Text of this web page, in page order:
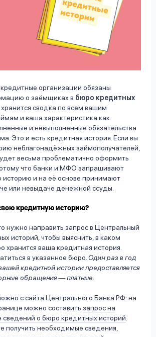
организации обязаны
о заёмщиках в бюро кредитных
хранится сводка по всем вашим
и ваша характеристика как
и невыполненные обязательства
Это и есть кредитная история. Если вы
неблагонадёжных займополучателей,
весьма проблематично оформить
что банки и МФО запрашивают
и на её основе принимают
или невыдаче денежной ссуды.
кредитную историю?
нужно направить запрос в Центральный
историй, чтобы выяснить, в каком
хранится ваша кредитная история.
в указанное бюро.Один раз в год
кредитной истории предоставляется
обращения — платные.
с сайта Центрального Банка РФ: на
можно составить запрос на
сведений о бюро кредитных историй.
получить необходимые сведения,